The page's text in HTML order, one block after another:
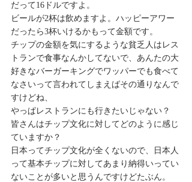
だって16ドルですよ。
ビールが2杯は飲めますよ。ハッピーアワー
だったら3杯いけるかもって金額です。
チップの金額を気にするような貧乏人はレス
トランで食事なんかしてないで、あんたの大
好きなバーガーキングでワッパーでも食べて
なさいって言われてしまえばその通りなんで
すけどね、
やっぱレストランにも行きたいじゃない？
皆さんはチップ文化に対してどのように感じ
ていますか？
日本ってチップ文化が全くないので、日本人
って基本チップに対してあまり納得いってい
ないことが多いと思うんですけどたぶん。